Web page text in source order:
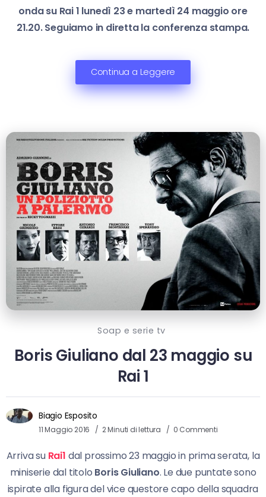
onda su Rai 1 lunedì 23 e martedì 24 maggio ore
21.20. Seguiamo in diretta la conferenza stampa.
Continua a Leggere
Soap e serie tv
Boris Giuliano dal 23 maggio su
Rai 1
Biagio Esposito
11 Maggio 2016 2 Minuti di lettura 0 Commenti
Arriva su Rai1 dal prossimo 23 maggio in prima serata, la
miniserie dal titolo Boris Giuliano. Le due puntate sono
ispirate alla figura del vice questore capo della squadra